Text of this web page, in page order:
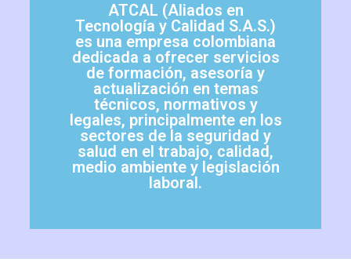
ATCAL (Aliados en
Tecnología y Calidad S.A.S.)
es una empresa colombiana
dedicada a ofrecer servicios
de formación, asesoría y
actualización en temas
técnicos, normativos y
legales, principalmente en los
sectores de la seguridad y
salud en el trabajo, calidad,
medio ambiente y legislación
laboral.